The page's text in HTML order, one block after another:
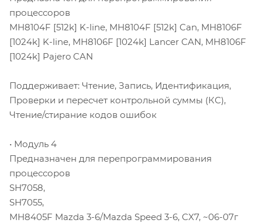
процессоров
MH8104F [512k] K-line, MH8104F [512k] Can, MH8106F
[1024k] K-line, MH8106F [1024k] Lancer CAN, MH8106F
[1024k] Pajero CAN
Поддерживает: Чтение, Запись, Идентификация,
Проверки и пересчет контрольной суммы (КС),
Чтение/стирание кодов ошибок
• Модуль 4
Предназначен для перепрограммирования
процессоров
SH7058,
SH7055,
MH8405F Mazda 3-6/Mazda Speed 3-6, CX7, ~06-07г